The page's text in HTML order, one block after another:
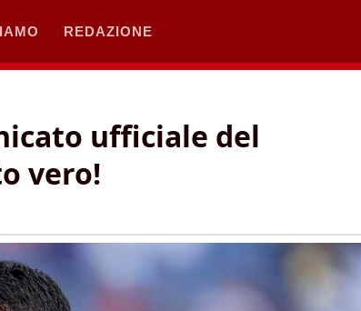
REDAZIONE
ufficiale del
vero!